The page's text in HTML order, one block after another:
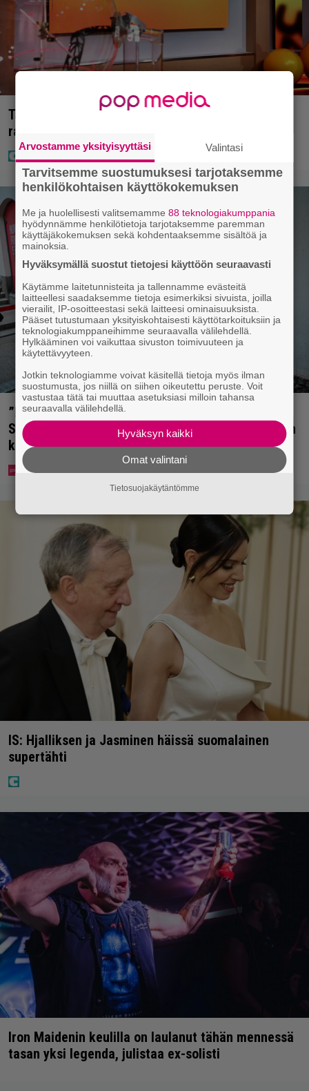
Täällä pelattiin lauantain Loton ja Jokerin isot
rahat – Tokmannilla, ABC:lla, netissä…
”Mitä isompi vehje, sen paremmin kulkee” –
Susanna Penttilä suuntasi Bangbussinsa Helsingin
keskustaan
IS: Hjalliksen ja Jasminen häissä suomalainen
supertähti
Iron Maidenin keulilla on laulanut tähän mennessä
tasan yksi legenda, julistaa ex-solisti
Arvostamme yksityisyyttäsi Valintasi
Tarvitsemme suostumuksesi tarjotaksemme
henkilökohtaisen käyttökokemuksen
Me ja huolellisesti valitsemamme88 teknologiakumppania
hyödynnämme henkilötietoja tarjotaksemme paremman
käyttäjäkokemuksen sekä kohdentaaksemme sisältöä ja
mainoksia.
Hyväksymällä suostut tietojesi käyttöön seuraavasti
Käytämme laitetunnisteita ja tallennamme evästeitä
laitteellesi saadaksemme tietoja esimerkiksi sivuista, joilla
vierailit, IP-osoitteestasi sekä laitteesi ominaisuuksista.
Pääset tutustumaan yksityiskohtaisesti käyttötarkoituksiin ja
teknologiakumppaneihimme seuraavalla välilehdellä.
Hylkääminen voi vaikuttaa sivuston toimivuuteen ja
käytettävyyteen.
Jotkin teknologiamme voivat käsitellä tietoja myös ilman
suostumusta, jos niillä on siihen oikeutettu peruste. Voit
vastustaa tätä tai muuttaa asetuksiasi milloin tahansa
seuraavalla välilehdellä.
Hyväksyn kaikki
Omat valintani
Tietosuojakäytäntömme